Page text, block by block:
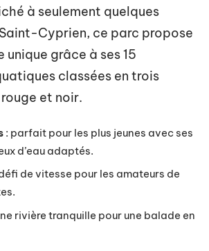
à seulement quelques
Cyprien, ce parc propose
unique grâce à ses 15
classées en trois
et noir.
: parfait pour les plus jeunes avec ses
d’eau adaptés.
de vitesse pour les amateurs de
rivière tranquille pour une balade en